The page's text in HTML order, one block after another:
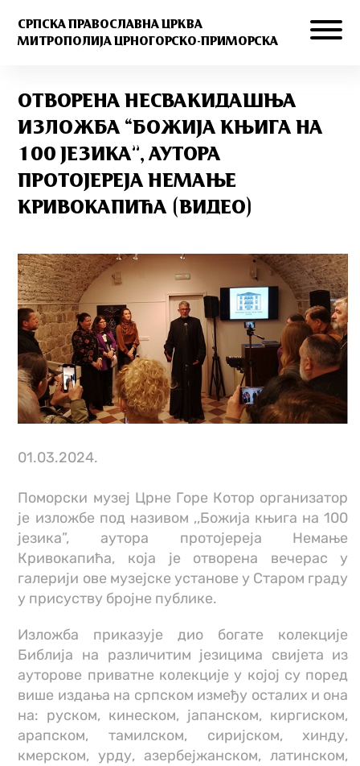
СРПСКА ПРАВОСЛАВНА ЦРКВА
МИТРОПОЛИЈА ЦРНОГОРСКО-ПРИМОРСКА
ОТВОРЕНА НЕСВАКИДАШЊА
ИЗЛОЖБА “БОЖИЈА КЊИГА НА
100 ЈЕЗИКА”, АУТОРА
ПРОТОЈЕРЕЈА НЕМАЊЕ
КРИВОКАПИЋА (ВИДЕО)
01.03.2024.
Поморски музеј Црне Горе Котор организатор
је изложбе под називом ,,Божија књига на 100
језика”, аутора протојереја Немање
Кривокапића, која је отворена вечерас у
галерији ове музејске установе у Старом граду
у присуству бројне публике.
Изложба приказује дио богате колекције
Библија на различитим језицима свијета из
ауторове приватне колекције у којој су поред
више издања на српском између осталих и она
на: руском, кинеском, јапанском, киргиском,
арапском, тамилском, сиријском, хинду,
кмерском, урду, азербејжанском, латинском,